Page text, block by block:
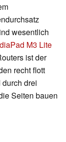
wesentlich
M3 Lite
ist der
recht flott
drei
Seiten bauen